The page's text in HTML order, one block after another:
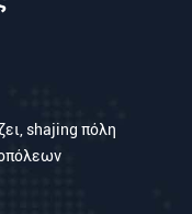
shajing πόλη